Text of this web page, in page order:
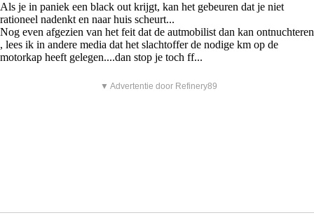
Als je in paniek een black out krijgt, kan het gebeuren dat je niet
rationeel nadenkt en naar huis scheurt...
Nog even afgezien van het feit dat de autmobilist dan kan ontnuchteren
, lees ik in andere media dat het slachtoffer de nodige km op de
motorkap heeft gelegen....dan stop je toch ff...
▼ Advertentie door Refinery89